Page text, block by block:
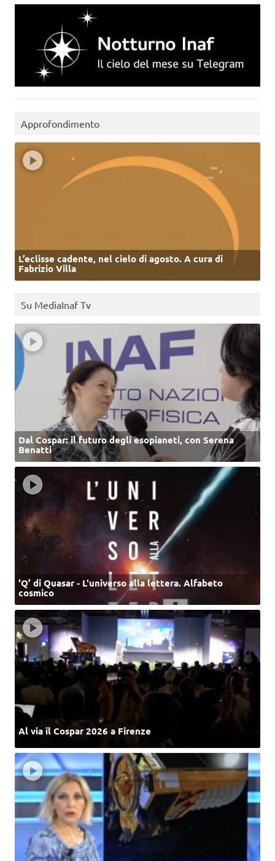
Approfondimento
L’eclisse cadente, nel cielo di agosto. A cura di
Fabrizio Villa
Su MediaInaf Tv
Dal Cospar: il futuro degli esopianeti, con Serena
Benatti
‘Q’ di Quasar - L'universo alla lettera. Alfabeto
cosmico
Al via il Cospar 2026 a Firenze